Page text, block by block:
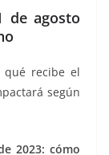
de agosto
qué recibe el
según
2023: cómo